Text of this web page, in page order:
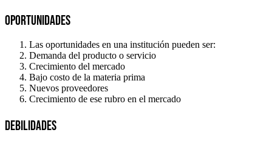
Oportunidades
Las oportunidades en una institución pueden ser:
Demanda del producto o servicio
Crecimiento del mercado
Bajo costo de la materia prima
Nuevos proveedores
Crecimiento de ese rubro en el mercado
Debilidades